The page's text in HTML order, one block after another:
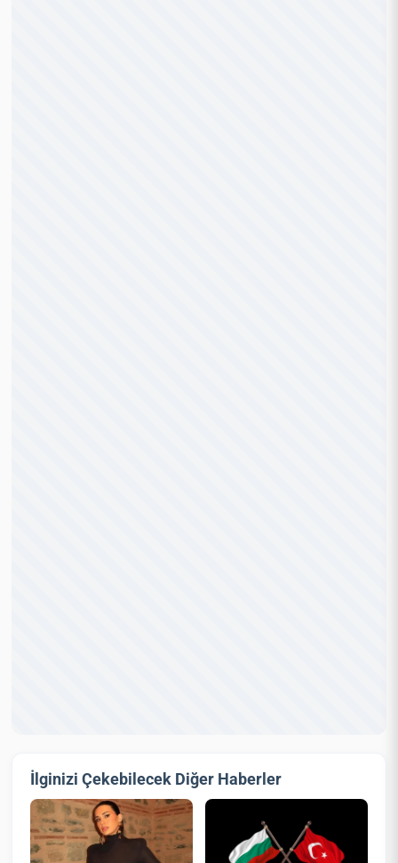
İlginizi Çekebilecek Diğer Haberler